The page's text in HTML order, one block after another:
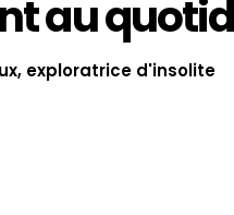
au
exploratrice d'insolite